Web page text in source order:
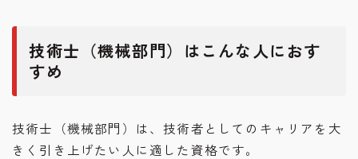
技術士（機械部門）はこんな人におす
すめ
技術士（機械部門）は、技術者としてのキャリアを大
きく引き上げたい人に適した資格です。